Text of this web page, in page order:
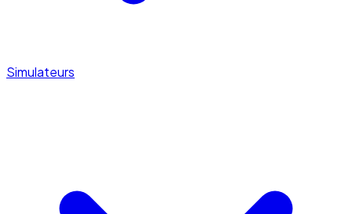
Simulateurs